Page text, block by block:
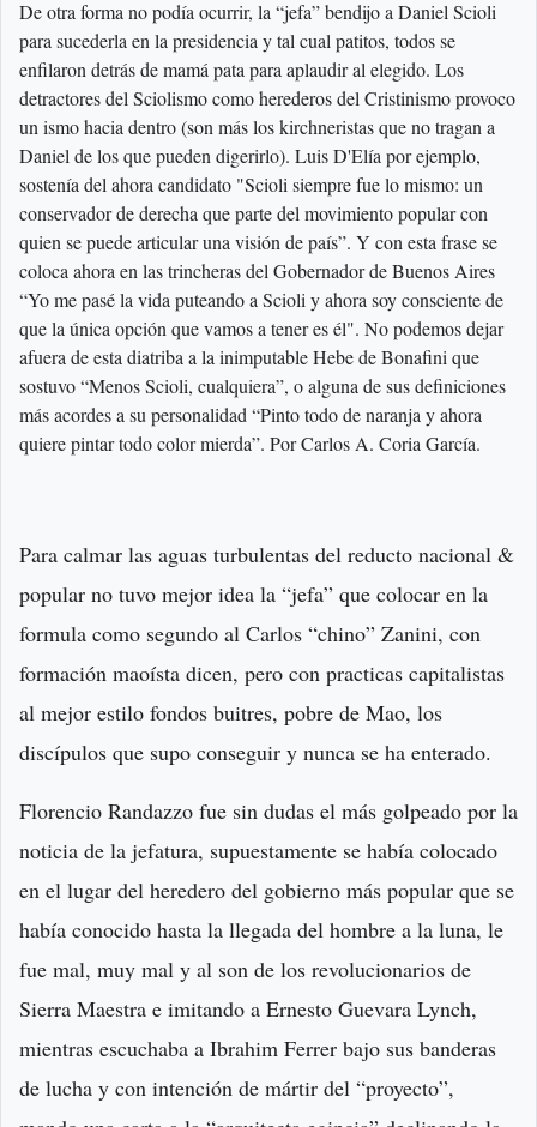
De otra forma no podía ocurrir, la “jefa” bendijo a Daniel Scioli
para sucederla en la presidencia y tal cual patitos, todos se
enfilaron detrás de mamá pata para aplaudir al elegido. Los
detractores del Sciolismo como herederos del Cristinismo provoco
un ismo hacia dentro (son más los kirchneristas que no tragan a
Daniel de los que pueden digerirlo). Luis D'Elía por ejemplo,
sostenía del ahora candidato "Scioli siempre fue lo mismo: un
conservador de derecha que parte del movimiento popular con
quien se puede articular una visión de país”. Y con esta frase se
coloca ahora en las trincheras del Gobernador de Buenos Aires
“Yo me pasé la vida puteando a Scioli y ahora soy consciente de
que la única opción que vamos a tener es él". No podemos dejar
afuera de esta diatriba a la inimputable Hebe de Bonafini que
sostuvo “Menos Scioli, cualquiera”, o alguna de sus definiciones
más acordes a su personalidad “Pinto todo de naranja y ahora
quiere pintar todo color mierda”. Por Carlos A. Coria García.
Para calmar las aguas turbulentas del reducto nacional &
popular no tuvo mejor idea la “jefa” que colocar en la
formula como segundo al Carlos “chino” Zanini, con
formación maoísta dicen, pero con practicas capitalistas
al mejor estilo fondos buitres, pobre de Mao, los
discípulos que supo conseguir y nunca se ha enterado.
Florencio Randazzo fue sin dudas el más golpeado por la
noticia de la jefatura, supuestamente se había colocado
en el lugar del heredero del gobierno más popular que se
había conocido hasta la llegada del hombre a la luna, le
fue mal, muy mal y al son de los revolucionarios de
Sierra Maestra e imitando a Ernesto Guevara Lynch,
mientras escuchaba a Ibrahim Ferrer bajo sus banderas
de lucha y con intención de mártir del “proyecto”,